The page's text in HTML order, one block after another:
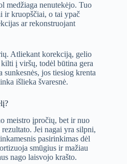
medžiaga nenutekėjo. Tuo
ir kruopščiai, o tai ypač
ar rekonstruojant
Atliekant korekciją, gelio
į viršų, todėl būtina gera
jos tiesiog krenta
išlieka švaresnė.
meistro įpročių, bet ir nuo
Jei nagai yra silpni,
pasirinkimas dėl
smūgius ir mažiau
nago laisvojo krašto.